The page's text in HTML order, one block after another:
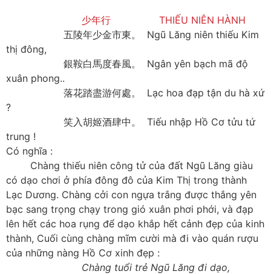
少年行 THIẾU NIÊN HÀNH
五陵年少金市東。 Ngũ Lăng niên thiếu Kim
thị đông,
銀鞍白馬度春風。 Ngân yên bạch mã độ
xuân phong..
落花踏盡游何處。 Lạc hoa đạp tận du hà xứ
?
笑入胡姬酒肆中。 Tiếu nhập Hồ Cơ tửu tứ
trung !
Có nghĩa :
Chàng thiếu niên công tử của đất Ngũ Lăng giàu
có dạo chơi ở phía đông đô của Kim Thị trong thành
Lạc Dương. Chàng cởi con ngựa trắng được thắng yên
bạc sang trọng chạy trong gió xuân phơi phới, và đạp
lên hết các hoa rụng để dạo khắp hết cảnh đẹp của kinh
thành, Cuối cùng chàng mĩm cười mà đi vào quán rượu
của những nàng Hồ Cơ xinh đẹp :
Chàng tuổi trẻ Ngũ Lăng đi dạo,